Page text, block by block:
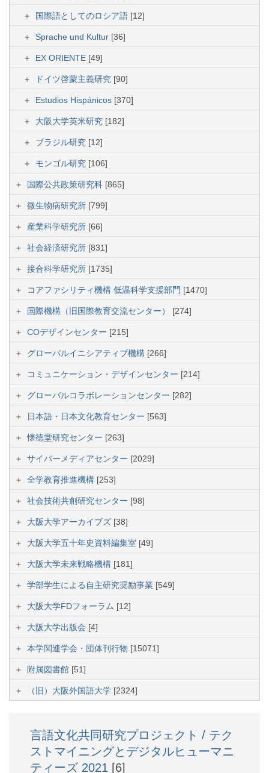
国際語としてのロシア語 [12]
Sprache und Kultur [36]
EX ORIENTE [49]
ドイツ啓蒙主義研究 [90]
Estudios Hispánicos [370]
大阪大学英米研究 [182]
ブラジル研究 [12]
モンゴル研究 [106]
国際公共政策研究科 [865]
微生物病研究所 [799]
産業科学研究所 [66]
社会経済研究所 [831]
接合科学研究所 [1735]
コアファシリティ機構 低温科学支援部門 [1470]
国際機構（旧国際教育交流センター） [274]
COデザインセンター [215]
グローバルイニシアティブ機構 [266]
コミュニケーション・デザインセンター [214]
グローバルコラボレーションセンター [282]
日本語・日本文化教育センター [563]
懐徳堂研究センター [263]
サイバーメディアセンター [2029]
全学教育推進機構 [253]
社会技術共創研究センター [98]
大阪大学アーカイブズ [38]
大阪大学五十年史資料編集室 [49]
大阪大学未来戦略機構 [181]
学部学生による自主研究奨励事業 [549]
大阪大学FDフォーラム [12]
大阪大学出版会 [4]
本学関連学会・団体刊行物 [15071]
附属図書館 [51]
（旧）大阪外国語大学 [2324]
言語文化共同研究プロジェクト / テク
ストマイニングとデジタルヒューマニ
ティーズ 2021 [6]